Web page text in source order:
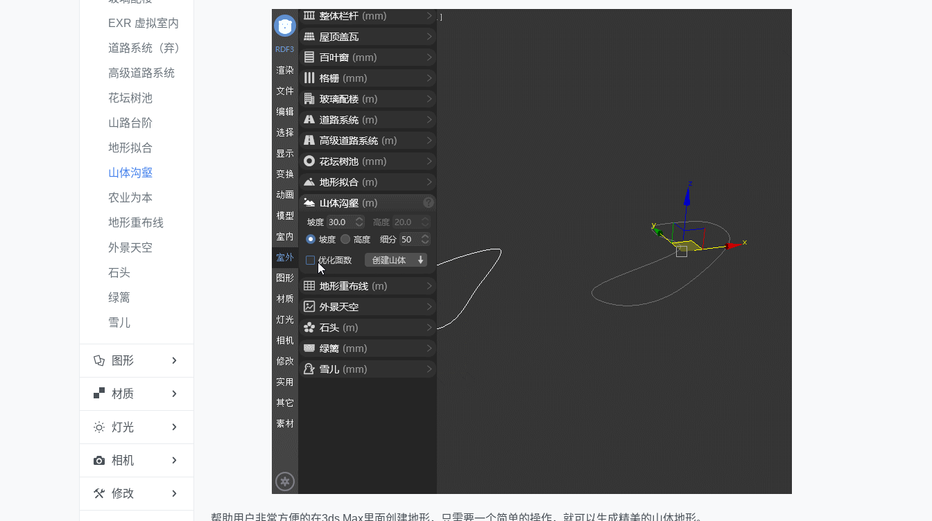
帮助用户非常方便的在3ds Max里面创建地形，只需要一个简单的操作，就可以生成精美的山体地形。
EXR 虚拟室内
道路系统（弃）
高级道路系统
花坛树池
山路台阶
地形拟合
山体沟壑
农业为本
地形重布线
外景天空
石头
绿篱
雪儿
图形
材质
灯光
相机
修改